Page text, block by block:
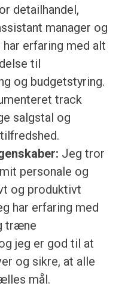
detailhandel,
manager og
erfaring med alt
til
og budgetstyring.
track
salgstal og
Jeg tror
personale og
og produktivt
har erfaring med
træne
jeg er god til at
og sikre, at alle
mål.